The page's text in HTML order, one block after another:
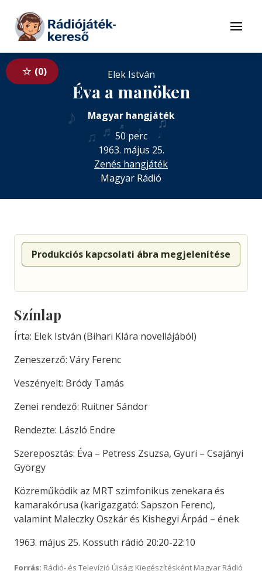
Tovább a tartalomhoz
Menü
0
♪
♫ ♬
♪
♩
♫
♪
♬
Elek István
Éva a manöken
Magyar hangjáték
50 perc
1963. május 25.
Zenés hangjáték
Magyar Rádió
Produkciós kapcsolati ábra megjelenítése
Színlap
Írta: Elek István (Bihari Klára novellájából)
Zeneszerző: Váry Ferenc
Veszényelt: Bródy Tamás
Zenei rendező: Ruitner Sándor
Rendezte: László Endre
Szereposztás: Éva – Petress Zsuzsa, Gyuri – Csajányi
György
Közreműködik az MRT szimfonikus zenekara és
kamarakórusa (karigazgató: Sapszon Ferenc),
valamint Maleczky Oszkár és Kishegyi Árpád – ének
1963. május 25. Kossuth rádió 20:20-22:10
Forrás: Rádió- és Televízió Újság; Kiegészítésként Magyar Rádió